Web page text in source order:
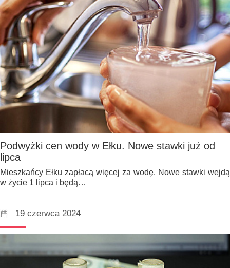
Podwyżki cen wody w Ełku. Nowe stawki już od
lipca
Mieszkańcy Ełku zapłacą więcej za wodę. Nowe stawki wejdą
w życie 1 lipca i będą…
19 czerwca 2024